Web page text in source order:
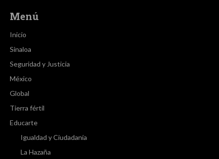
Menú
Inicio
Sinaloa
Seguridad y Justicia
México
Global
Tierra fértil
Educarte
Igualdad y Ciudadanía
La Hazaña